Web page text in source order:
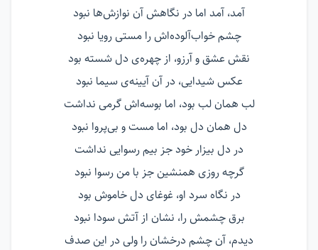
آمد، آمد اما در نگاهش آن نوازش‌ها نبود
چشم خواب‌آلوده‌اش را مستی رویا نبود
نقش عشق و آرزو، از چهره‌ی دل شسته بود
عکس شیدایی، در آن آیینه‌ی سیما نبود
لب همان لب بود، اما بوسه‌اش گرمی نداشت
دل همان دل بود، اما مست و بی‌پروا نبود
در دل بیزار خود جز بیم رسوایی نداشت
گرچه روزی همنشین جز با من رسوا نبود
در نگاه سرد او، غوغای دل خاموش بود
برق چشمش را، نشان از آتش سودا نبود
دیدم، آن چشم درخشان را ولی در این صدف